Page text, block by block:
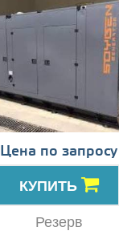
Цена по запросу
КУПИТЬ
Резерв